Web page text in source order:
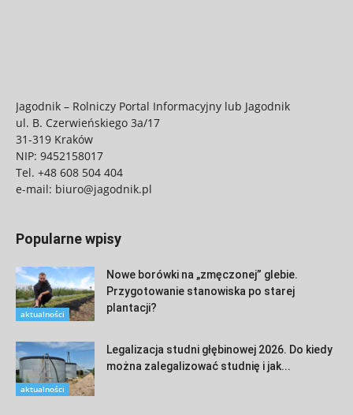
Jagodnik – Rolniczy Portal Informacyjny lub Jagodnik
ul. B. Czerwieńskiego 3a/17
31-319 Kraków
NIP: 9452158017
Tel. +48 608 504 404
e-mail: biuro@jagodnik.pl
Popularne wpisy
aktualności
Nowe borówki na „zmęczonej” glebie.
Przygotowanie stanowiska po starej
plantacji?
aktualności
Legalizacja studni głębinowej 2026. Do kiedy
można zalegalizować studnię i jak...